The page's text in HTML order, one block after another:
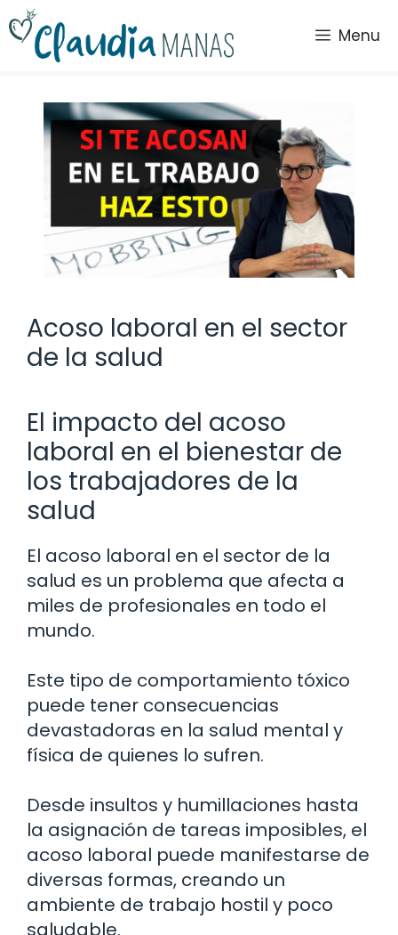
Saltar
al
contenido
Menu
Acoso laboral en el sector
de la salud
El impacto del acoso
laboral en el bienestar de
los trabajadores de la
salud
El acoso laboral en el sector de la
salud es un problema que afecta a
miles de profesionales en todo el
mundo.
Este tipo de comportamiento tóxico
puede tener consecuencias
devastadoras en la salud mental y
física de quienes lo sufren.
Desde insultos y humillaciones hasta
la asignación de tareas imposibles, el
acoso laboral puede manifestarse de
diversas formas, creando un
ambiente de trabajo hostil y poco
saludable.